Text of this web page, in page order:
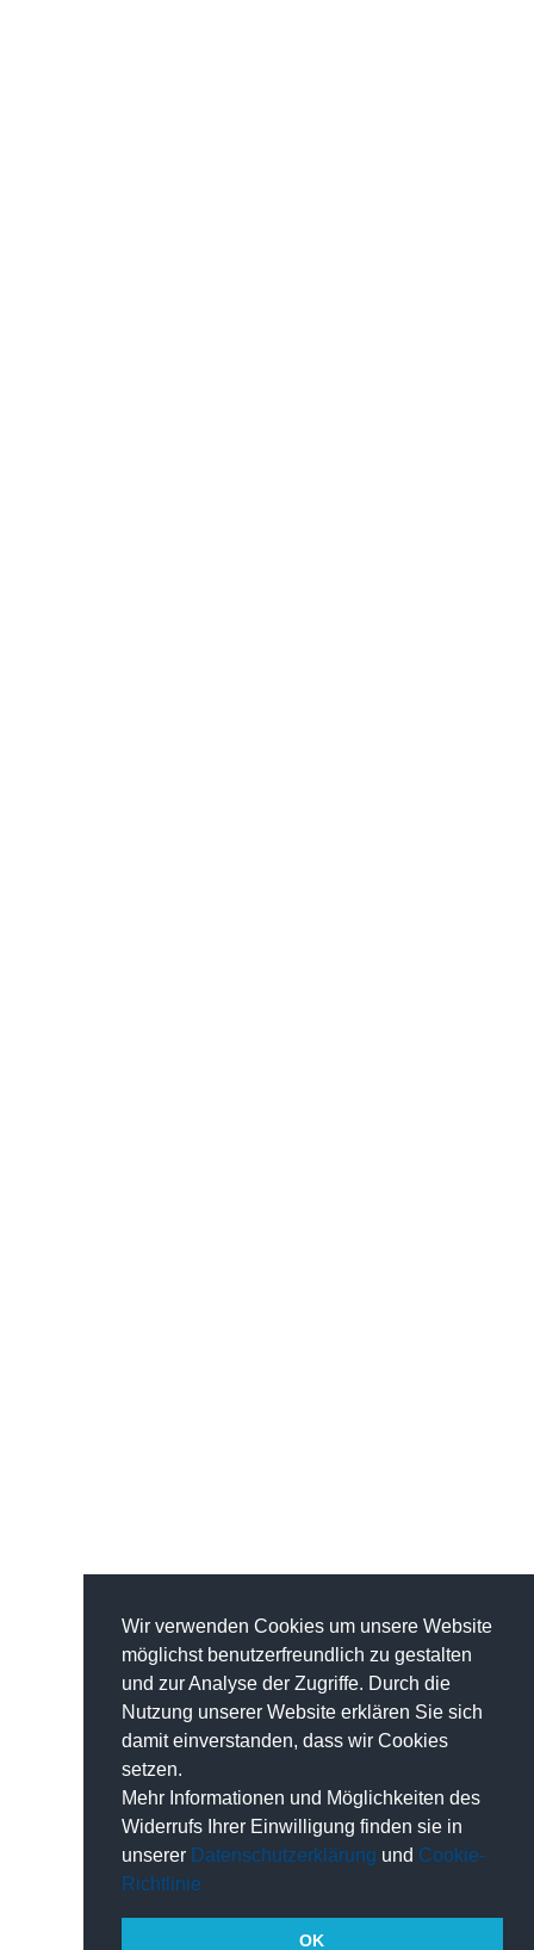
Wir verwenden Cookies um unsere Website
möglichst benutzerfreundlich zu gestalten
und zur Analyse der Zugriffe. Durch die
Nutzung unserer Website erklären Sie sich
damit einverstanden, dass wir Cookies
setzen.
Mehr Informationen und Möglichkeiten des
Widerrufs Ihrer Einwilligung finden sie in
unserer Datenschutzerklärung und Cookie-
Richtlinie
OK